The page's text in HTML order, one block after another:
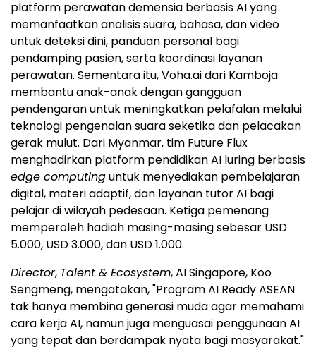
platform perawatan demensia berbasis AI yang
memanfaatkan analisis suara, bahasa, dan video
untuk deteksi dini, panduan personal bagi
pendamping pasien, serta koordinasi layanan
perawatan. Sementara itu, Voha.ai dari Kamboja
membantu anak-anak dengan gangguan
pendengaran untuk meningkatkan pelafalan melalui
teknologi pengenalan suara seketika dan pelacakan
gerak mulut. Dari Myanmar, tim Future Flux
menghadirkan platform pendidikan AI luring berbasis
edge computinguntuk menyediakan pembelajaran
digital, materi adaptif, dan layanan tutor AI bagi
pelajar di wilayah pedesaan. Ketiga pemenang
memperoleh hadiah masing-masing sebesar USD
5.000, USD 3.000, dan USD 1.000.
Director, Talent & Ecosystem, AI Singapore, Koo
Sengmeng, mengatakan, "Program AI Ready ASEAN
tak hanya membina generasi muda agar memahami
cara kerja AI, namun juga menguasai penggunaan AI
yang tepat dan berdampak nyata bagi masyarakat."